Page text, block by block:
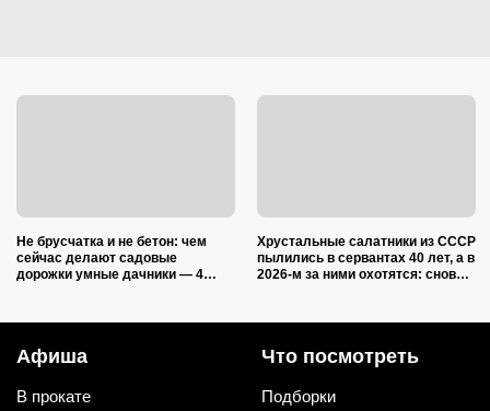
Не брусчатка и не бетон: чем
сейчас делают садовые
дорожки умные дачники — 4
Хрустальные салатники из СССР
пылились в сервантах 40 лет, а в
2026-м за ними охотятся: снова в
Афиша
В прокате
Что посмотреть
Подборки